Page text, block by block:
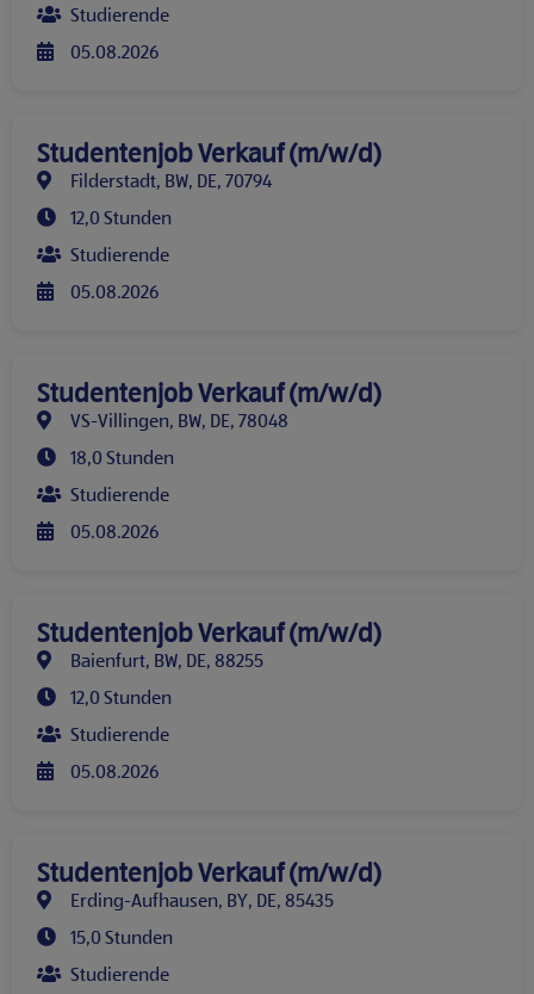
Studierende
05.08.2026
Studentenjob Verkauf (m/w/d)
Filderstadt, BW, DE, 70794
12,0 Stunden
Studierende
05.08.2026
Studentenjob Verkauf (m/w/d)
VS-Villingen, BW, DE, 78048
18,0 Stunden
Studierende
05.08.2026
Studentenjob Verkauf (m/w/d)
Baienfurt, BW, DE, 88255
12,0 Stunden
Studierende
05.08.2026
Studentenjob Verkauf (m/w/d)
Erding-Aufhausen, BY, DE, 85435
15,0 Stunden
Studierende